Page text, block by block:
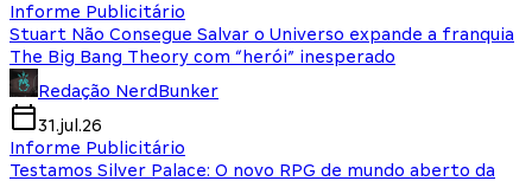
Informe Publicitário
Stuart Não Consegue Salvar o Universo expande a franquia
The Big Bang Theory com “herói” inesperado
Redação NerdBunker
31.jul.26
Informe Publicitário
Testamos Silver Palace: O novo RPG de mundo aberto da